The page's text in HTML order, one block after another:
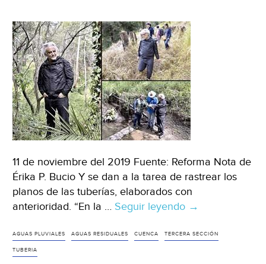
el
campo
(La
Jornada)
11 de noviembre del 2019 Fuente: Reforma Nota de
Érika P. Bucio Y se dan a la tarea de rastrear los
planos de las tuberías, elaborados con
anterioridad. “En la … Seguir leyendo CDMX:
al
→
AGUAS PLUVIALES AGUAS RESIDUALES CUENCA TERCERA SECCIÓN
TUBERIA